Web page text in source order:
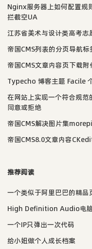
Nginx服务器上如何配置规
拦截空UA
江苏省美术与设计类高考
帝国CMS列表的分页导航
帝国CMS文章内容页下载
Typecho 博客主题 Facile
在网站上实现一个符合规
同意或拒绝
帝国CMS解决图片集
帝国CMS8.0文章内容
推荐阅读
一个类似于阿里巴巴的精品
High Definition Audio电
一个IP只弹出一次代码
给小妞做个人成长档案